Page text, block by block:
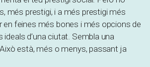
més prestigi, i a més prestigi més
en feines més bones i més opcions de
ideals d’una ciutat. Sembla una
Això està, més o menys, passant ja